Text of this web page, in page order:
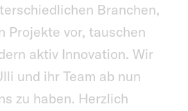
Branchen,
Projekte vor, tauschen
aktiv Innovation. Wir
und ihr Team ab nun
zu haben. Herzlich